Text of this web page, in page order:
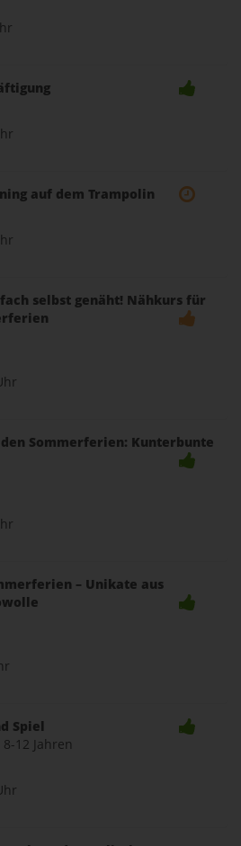
auf dem Trampolin
selbst genäht! Nähkurs für
Sommerferien: Kunterbunte
– Unikate aus
Spiel
12 Jahren